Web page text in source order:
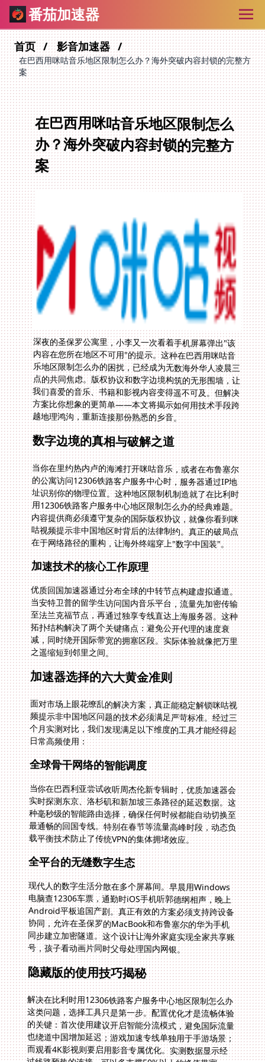
番茄加速器
首页 影音加速器
在巴西用咪咕音乐地区限制怎么办？海外突破内容封锁的完整方
案
在巴西用咪咕音乐地区限制怎么
办？海外突破内容封锁的完整方
案
深夜的圣保罗公寓里，小李又一次看着手机屏幕弹出"该
内容在您所在地区不可用"的提示。这种在巴西用咪咕音
乐地区限制怎么办的困扰，已经成为无数海外华人凌晨三
点的共同焦虑。版权协议和数字边境构筑的无形围墙，让
我们喜爱的音乐、书籍和影视内容变得遥不可及。但解决
方案比你想象的更简单——本文将揭示如何用技术手段跨
越地理鸿沟，重新连接那份熟悉的乡音。
数字边境的真相与破解之道
当你在里约热内卢的海滩打开咪咕音乐，或者在布鲁塞尔
的公寓访问12306铁路客户服务中心时，服务器通过IP地
址识别你的物理位置。这种地区限制机制造就了在比利时
用12306铁路客户服务中心地区限制怎么办的经典难题。
内容提供商必须遵守复杂的国际版权协议，就像你看到咪
咕视频提示非中国地区时背后的法律制约。真正的破局点
在于网络路径的重构，让海外终端穿上"数字中国装"。
加速技术的核心工作原理
优质回国加速器通过分布全球的中转节点构建虚拟通道。
当安特卫普的留学生访问国内音乐平台，流量先加密传输
至法兰克福节点，再通过独享专线直达上海服务器。这种
拓扑结构解决了两个关键痛点：避免公开代理的速度衰
减，同时绕开国际带宽的拥塞区段。实际体验就像把万里
之遥缩短到邻里之间。
加速器选择的六大黄金准则
面对市场上眼花缭乱的解决方案，真正能稳定解锁咪咕视
频提示非中国地区问题的技术必须满足严苛标准。经过三
个月实测对比，我们发现满足以下维度的工具才能经得起
日常高频使用：
全球骨干网络的智能调度
当你在巴西利亚尝试收听周杰伦新专辑时，优质加速器会
实时探测东京、洛杉矶和新加坡三条路径的延迟数据。这
种毫秒级的智能路由选择，确保任何时候都能自动切换至
最通畅的回国专线。特别在春节等流量高峰时段，动态负
载平衡技术防止了传统VPN的集体拥堵效应。
全平台的无缝数字生态
现代人的数字生活分散在多个屏幕间。早晨用Windows
电脑查12306车票，通勤时iOS手机听郭德纲相声，晚上
Android平板追国产剧。真正有效的方案必须支持跨设备
协同，允许在圣保罗的MacBook和布鲁塞尔的华为手机
同步建立加密隧道。这个设计让海外家庭实现全家共享账
号，孩子看动画片同时父母处理国内网银。
隐藏版的使用技巧揭秘
解决在比利时用12306铁路客户服务中心地区限制怎么办
这类问题，选择工具只是第一步。配置优化才是流畅体验
的关键：首次使用建议开启智能分流模式，避免国际流量
也绕道中国增加延迟；游戏加速专线单独用于手游场景；
而观看4K影视则要启用影音专属优化。实测数据显示经